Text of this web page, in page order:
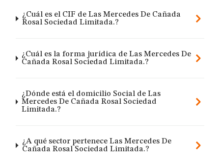
¿Cuál es el CIF de Las Mercedes De Cañada
Rosal Sociedad Limitada.?
¿Cuál es la forma jurídica de Las Mercedes De
Cañada Rosal Sociedad Limitada.?
¿Dónde está el domicilio Social de Las
Mercedes De Cañada Rosal Sociedad
Limitada.?
¿A qué sector pertenece Las Mercedes De
Cañada Rosal Sociedad Limitada.?